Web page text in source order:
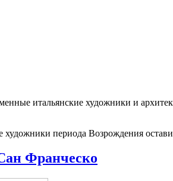
итальянские художники и
художники периода Возрождения
Франческо